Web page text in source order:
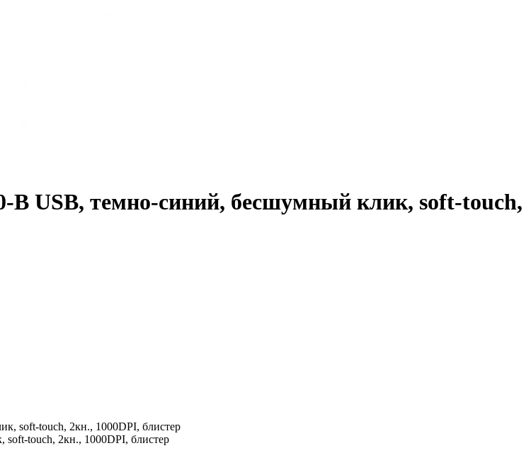
USB, темно-синий, бесшумный клик, soft-touch,
touch, 2кн., 1000DPI, блистер